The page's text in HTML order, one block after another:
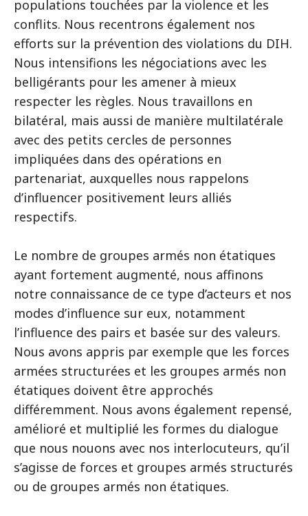
populations touchées par la violence et les
conflits. Nous recentrons également nos
efforts sur la prévention des violations du DIH.
Nous intensifions les négociations avec les
belligérants pour les amener à mieux
respecter les règles. Nous travaillons en
bilatéral, mais aussi de manière multilatérale
avec des petits cercles de personnes
impliquées dans des opérations en
partenariat, auxquelles nous rappelons
d’influencer positivement leurs alliés
respectifs.
Le nombre de groupes armés non étatiques
ayant fortement augmenté, nous affinons
notre connaissance de ce type d’acteurs et nos
modes d’influence sur eux, notamment
l’influence des pairs et basée sur des valeurs.
Nous avons appris par exemple que les forces
armées structurées et les groupes armés non
étatiques doivent être approchés
différemment. Nous avons également repensé,
amélioré et multiplié les formes du dialogue
que nous nouons avec nos interlocuteurs, qu’il
s’agisse de forces et groupes armés structurés
ou de groupes armés non étatiques.